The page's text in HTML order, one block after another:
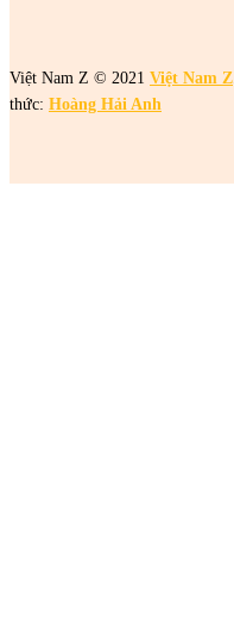
Việt Nam Z © 2021 Việt Nam Z
thức: Hoàng Hải Anh